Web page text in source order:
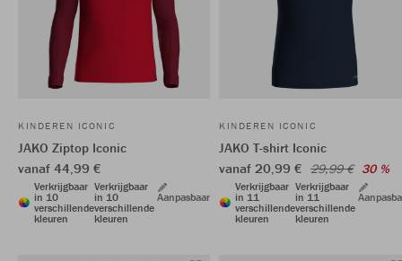
KINDEREN ICONIC
JAKO Ziptop Iconic
vanaf 44,99 €
Verkrijgbaar
in 10
verschillende
kleuren
Verkrijgbaar
in 10
verschillende
kleuren
Aanpasbaar
KINDEREN ICONIC
JAKO T-shirt Iconic
vanaf 20,99 € 29,99 € 30 %
Verkrijgbaar
in 11
verschillende
kleuren
Verkrijgbaar
in 11
verschillende
kleuren